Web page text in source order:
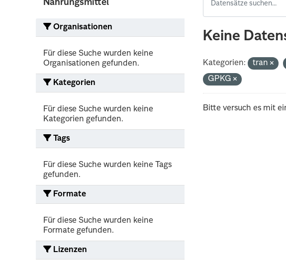
Nahrungsmittel
Organisationen
Für diese Suche wurden keine
Organisationen gefunden.
Kategorien
Für diese Suche wurden keine
Kategorien gefunden.
Tags
Für diese Suche wurden keine Tags
gefunden.
Formate
Für diese Suche wurden keine
Formate gefunden.
Lizenzen
Keine
Kategorien: tran
GPKG
Bitte versuch es mit